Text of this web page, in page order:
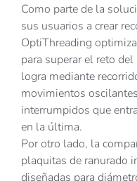
Como parte de la
sus usuarios a crear
OptiThreading
para superar el reto
logra mediante
movimientos
interrumpidos que
en la última.
Por otro lado, la
plaquitas de ranurado
diseñadas para